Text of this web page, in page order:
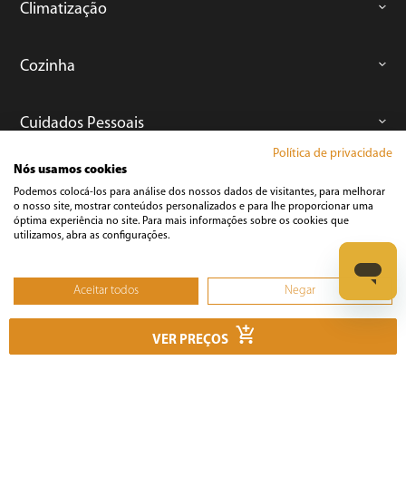
VER PREÇOS
Climatização
Cozinha
Cuidados Pessoais
Ferramentas
Esmerilhadeira
Furadeira
Martelete
Política de privacidade
Nós usamos cookies
Podemos colocá-los para análise dos nossos dados de visitantes, para melhorar
o nosso site, mostrar conteúdos personalizados e para lhe proporcionar uma
óptima experiência no site. Para mais informações sobre os cookies que
utilizamos, abra as configurações.
Aceitar todos Negar